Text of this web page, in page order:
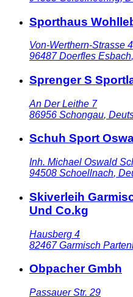
Sporthaus
Von-Werthern-Strasse 4
96487 Doerfles Esbach,
Sprenger S
An Der Leithe 7
86956 Schongau,
Schuh Sport
Inh. Michael Oswald
94508 Schoellnach,
Skiverleih
Und Co.kg
Hausberg 4
82467 Garmisch
Obpacher Gmbh
Passauer Str. 29